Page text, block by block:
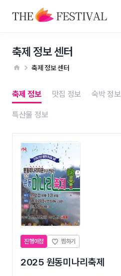
축제 정보 센터
축제 정보 센터
축제 정보 맛집 정보 숙박 정보
특산물 정보
진행예정
2025 원동미나리축제